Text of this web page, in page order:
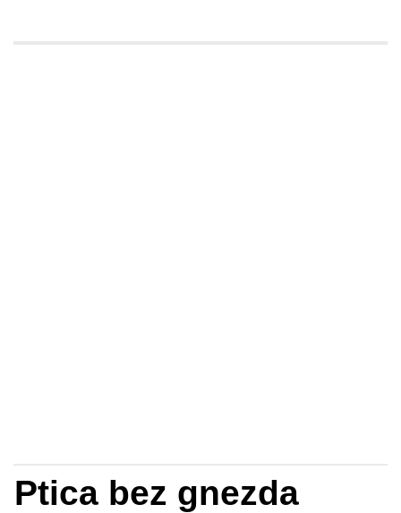
Ptica bez gnezda